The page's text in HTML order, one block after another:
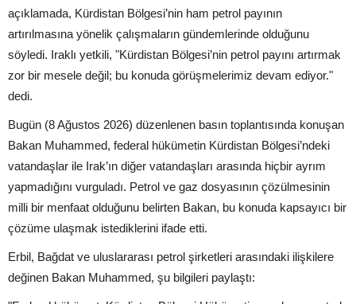
açıklamada, Kürdistan Bölgesi’nin ham petrol payının
artırılmasına yönelik çalışmaların gündemlerinde olduğunu
söyledi. Iraklı yetkili, "Kürdistan Bölgesi’nin petrol payını artırmak
zor bir mesele değil; bu konuda görüşmelerimiz devam ediyor."
dedi.
Bugün (8 Ağustos 2026) düzenlenen basın toplantısında konuşan
Bakan Muhammed, federal hükümetin Kürdistan Bölgesi’ndeki
vatandaşlar ile Irak’ın diğer vatandaşları arasında hiçbir ayrım
yapmadığını vurguladı. Petrol ve gaz dosyasının çözülmesinin
milli bir menfaat olduğunu belirten Bakan, bu konuda kapsayıcı bir
çözüme ulaşmak istediklerini ifade etti.
Erbil, Bağdat ve uluslararası petrol şirketleri arasındaki ilişkilere
değinen Bakan Muhammed, şu bilgileri paylaştı: